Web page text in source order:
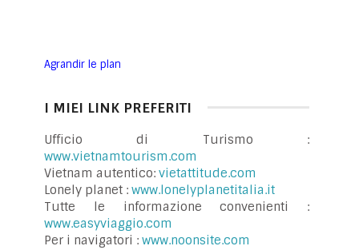
Agrandir le plan
I MIEI LINK PREFERITI
Ufficio di Turismo :
www.vietnamtourism.com
Vietnam autentico: vietattitude.com
Lonely planet : www.lonelyplanetitalia.it
Tutte le informazione convenienti :
www.easyviaggio.com
Per i navigatori : www.noonsite.com